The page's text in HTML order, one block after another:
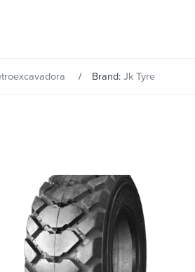
Brand: Jk Tyre